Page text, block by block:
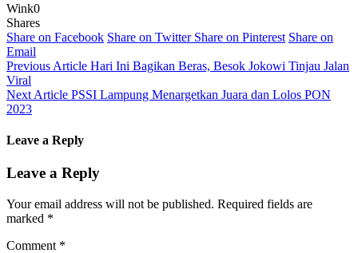
Wink0
Shares
Share on Facebook Share on Twitter Share on Pinterest Share on
Email
Previous Article Hari Ini Bagikan Beras, Besok Jokowi Tinjau Jalan
Viral
Next Article PSSI Lampung Menargetkan Juara dan Lolos PON
2023
Leave a Reply
Leave a Reply
Your email address will not be published. Required fields are
marked *
Comment *